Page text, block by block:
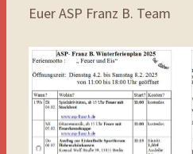
Euer ASP Franz B. Team